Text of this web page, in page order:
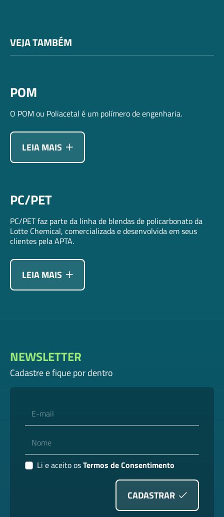
VEJA TAMBÉM
POM
O POM ou Poliacetal é um polímero de engenharia.
LEIA MAIS
PC/PET
PC/PET faz parte da linha de blendas de policarbonato da
Lotte Chemical, comercializada e desenvolvida em seus
clientes pela APTA.
LEIA MAIS
NEWSLETTER
Cadastre e fique por dentro
Li e aceito osTermos de Consentimento
CADASTRAR